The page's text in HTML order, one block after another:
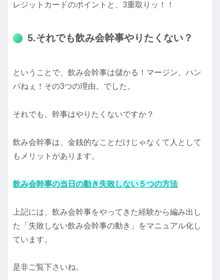
レジットカードのポイントと、3重取りッ！！
5.それでも飲み会幹事やりたくない？
ということで、飲み会幹事は儲かる！マージン、ハン
パねぇ！その3つの理由。でした。
それでも、幹事はやりたくないですか？
飲み会幹事は、金銭的なことだけじゃなくて人として
もメリットがあります。
飲み会幹事の当日の動き失敗しない５つの方法
上記には、飲み会幹事をやってきた経験から編み出し
た「失敗しない飲み会幹事の動き」をマニュアル化し
ています。
是非ご覧下さいね。